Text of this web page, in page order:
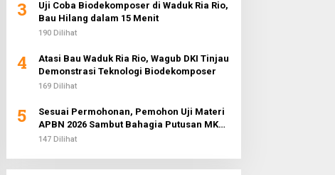
3
Uji Coba Biodekomposer di Waduk Ria Rio,
Bau Hilang dalam 15 Menit
190 Dilihat
4
Atasi Bau Waduk Ria Rio, Wagub DKI Tinjau
Demonstrasi Teknologi Biodekomposer
169 Dilihat
5
Sesuai Permohonan, Pemohon Uji Materi
APBN 2026 Sambut Bahagia Putusan MK
Soal Anggaran MBG
147 Dilihat